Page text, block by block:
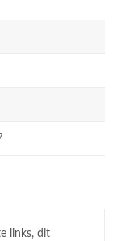
links, dit